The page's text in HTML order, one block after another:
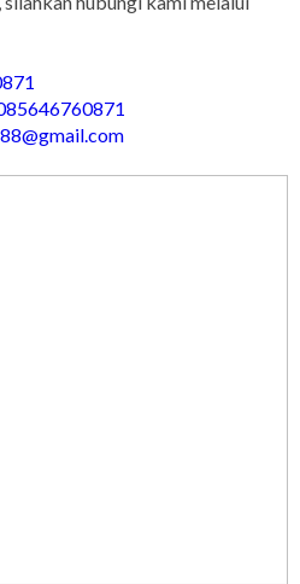
hubungi kami melalui